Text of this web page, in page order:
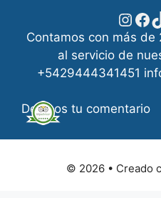
Contamos con más de
al servicio de
+5429444341451
Dejanos tu comentario
© 2026 • Creado